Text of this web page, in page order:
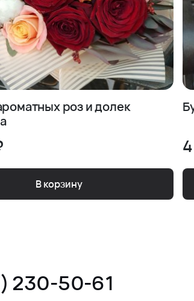
роз и долек
В корзину
230-50-61